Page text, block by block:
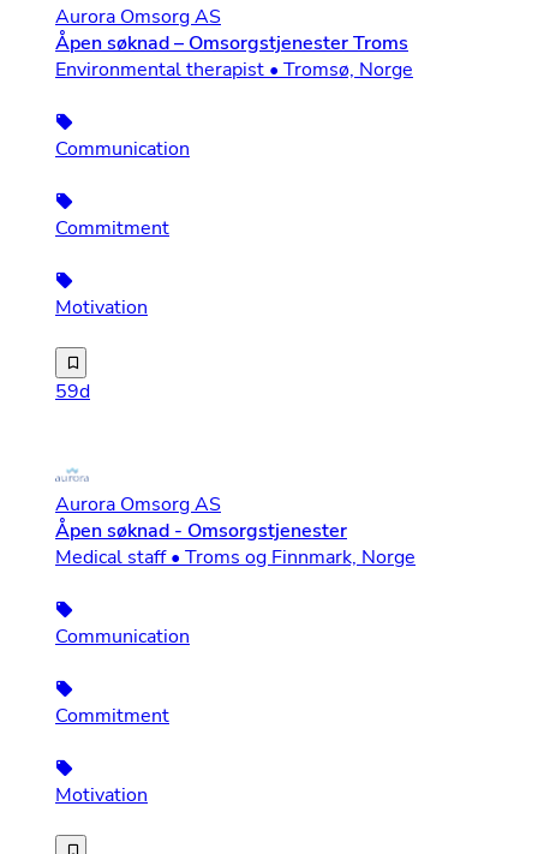
Aurora Omsorg AS
Åpen søknad – Omsorgstjenester Troms
Environmental therapist • Tromsø, Norge
Communication
Commitment
Motivation
Vi utvider vår drift i Troms, og trenger fortløpende
59d
Aurora Omsorg AS
Åpen søknad - Omsorgstjenester
Medical staff • Troms og Finnmark, Norge
Communication
Commitment
Motivation
Aurora Omsorg er et nordnorsk omsorgsselskap. Vi